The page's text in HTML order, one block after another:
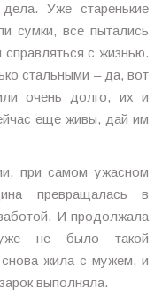
Уже старенькие
сумки, все пытались
с жизнью.
стальными – да, вот
очень долго, их и
еще живы, дай им
при самом ужасном
превращалась в
И продолжала
не было такой
жила с мужем, и
выполняла.